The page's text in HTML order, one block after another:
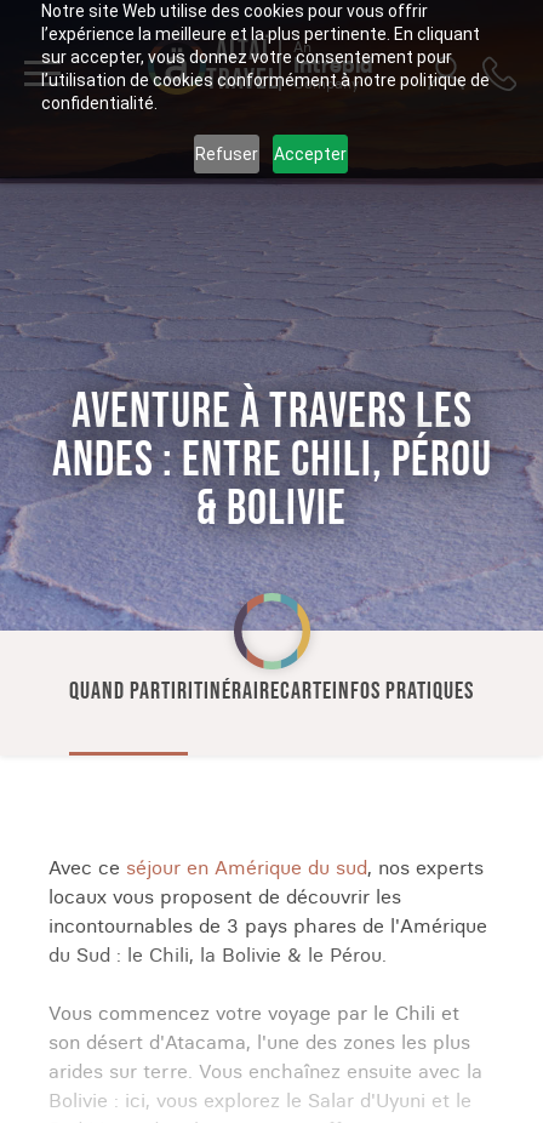
Notre site Web utilise des cookies pour vous offrir
l’expérience la meilleure et la plus pertinente. En cliquant
sur accepter, vous donnez votre consentement pour
l’utilisation de cookies conformément à notre politique de
confidentialité.
Refuser Accepter
ALTAÏ
TRAVEL
An
Intrepid
Company
AVENTURE À TRAVERS LES
ANDES : ENTRE CHILI, PÉROU
& BOLIVIE
QUAND PARTIRITINÉRAIRECARTEINFOS PRATIQUES
Avec ce séjour en Amérique du sud, nos experts
locaux vous proposent de découvrir les
incontournables de 3 pays phares de l'Amérique
du Sud : le Chili, la Bolivie & le Pérou.
Vous commencez votre voyage par le Chili et
son désert d'Atacama, l'une des zones les plus
arides sur terre. Vous enchaînez ensuite avec la
Bolivie : ici, vous explorez le Salar d'Uyuni et le